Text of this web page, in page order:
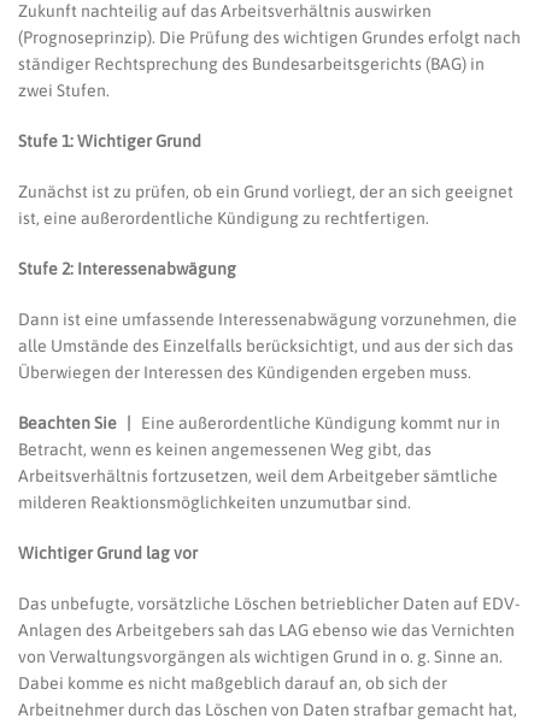
Zukunft nachteilig auf das Arbeitsverhältnis auswirken
(Prognoseprinzip). Die Prüfung des wichtigen Grundes erfolgt nach
ständiger Rechtsprechung des Bundesarbeitsgerichts (BAG) in
zwei Stufen.
Stufe 1: Wichtiger Grund
Zunächst ist zu prüfen, ob ein Grund vorliegt, der an sich geeignet
ist, eine außerordentliche Kündigung zu rechtfertigen.
Stufe 2: Interessenabwägung
Dann ist eine umfassende Interessenabwägung vorzunehmen, die
alle Umstände des Einzelfalls berücksichtigt, und aus der sich das
Überwiegen der Interessen des Kündigenden ergeben muss.
Beachten Sie | Eine außerordentliche Kündigung kommt nur in
Betracht, wenn es keinen angemessenen Weg gibt, das
Arbeitsverhältnis fortzusetzen, weil dem Arbeitgeber sämtliche
milderen Reaktionsmöglichkeiten unzumutbar sind.
Wichtiger Grund lag vor
Das unbefugte, vorsätzliche Löschen betrieblicher Daten auf EDV-
Anlagen des Arbeitgebers sah das LAG ebenso wie das Vernichten
von Verwaltungsvorgängen als wichtigen Grund in o. g. Sinne an.
Dabei komme es nicht maßgeblich darauf an, ob sich der
Arbeitnehmer durch das Löschen von Daten strafbar gemacht hat,